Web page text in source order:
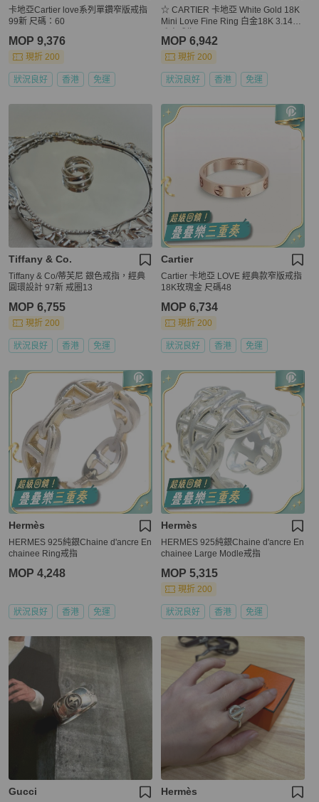
卡地亞Cartier love系列單鑽窄版戒指
99新 尺碼：60
MOP 9,376
現折 200
狀況良好 香港 免運
☆ CARTIER 卡地亞 White Gold 18K
Mini Love Fine Ring 白金18K 3.14g
MOP 6,942
現折 200
狀況良好 香港 免運
Tiffany & Co.
Tiffany & Co/蒂芙尼 銀色戒指，經典
圓環設計 97新 戒圈13
MOP 6,755
現折 200
狀況良好 香港 免運
Cartier
Cartier 卡地亞 LOVE 經典款窄版戒指
18K玫瑰金 尺碼48
MOP 6,734
現折 200
狀況良好 香港 免運
Hermès
HERMES 925純銀Chaine d'ancre En
chainee Ring戒指
MOP 4,248
狀況良好 香港 免運
Hermès
HERMES 925純銀Chaine d'ancre En
chainee Large Modle戒指
MOP 5,315
現折 200
狀況良好 香港 免運
Gucci Hermès